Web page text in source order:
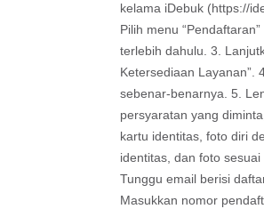
kelama iDebuk (https://
Pilih menu
terlebih dahulu. 3.
Ketersediaan Layanan”.
sebenar-benarnya. 5.
persyaratan yang
kartu identitas, foto diri
identitas, dan foto sesuai
Tunggu email berisi
Masukkan nomor